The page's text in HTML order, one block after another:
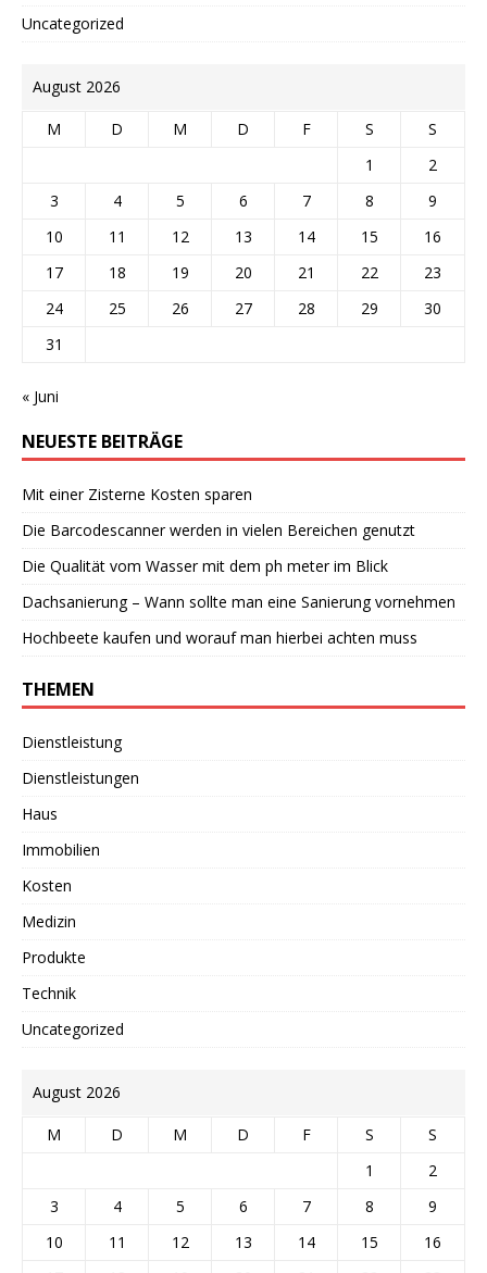
Uncategorized
August 2026
M D M D F S
S
1
2
3
4 5 6 7 8
9
10
11 12 13 14 15
16
17
18 19 20 21 22
23
24
25 26 27 28 29
30
31
« Juni
NEUESTE BEITRÄGE
Mit einer Zisterne Kosten sparen
Die Barcodescanner werden in vielen Bereichen genutzt
Die Qualität vom Wasser mit dem ph meter im Blick
Dachsanierung – Wann sollte man eine Sanierung vornehmen
Hochbeete kaufen und worauf man hierbei achten muss
THEMEN
Dienstleistung
Dienstleistungen
Haus
Immobilien
Kosten
Medizin
Produkte
Technik
Uncategorized
August 2026
M D M D F S
S
1
2
3
4 5 6 7 8
9
10
11 12 13 14 15
16